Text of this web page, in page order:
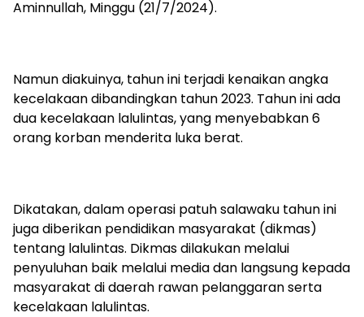
Aminnullah, Minggu (21/7/2024).
Namun diakuinya, tahun ini terjadi kenaikan angka
kecelakaan dibandingkan tahun 2023. Tahun ini ada
dua kecelakaan lalulintas, yang menyebabkan 6
orang korban menderita luka berat.
Dikatakan, dalam operasi patuh salawaku tahun ini
juga diberikan pendidikan masyarakat (dikmas)
tentang lalulintas. Dikmas dilakukan melalui
penyuluhan baik melalui media dan langsung kepada
masyarakat di daerah rawan pelanggaran serta
kecelakaan lalulintas.